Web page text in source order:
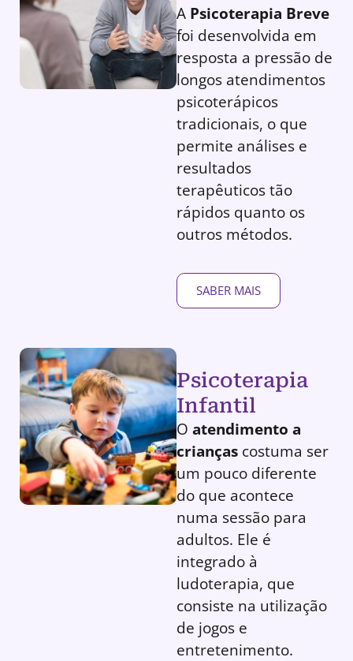
A Psicoterapia Breve
foi desenvolvida em
resposta a pressão de
longos atendimentos
psicoterápicos
tradicionais, o que
permite análises e
resultados
terapêuticos tão
rápidos quanto os
outros métodos.
SABER MAIS
Psicoterapia
Infantil
O atendimento a
crianças costuma ser
um pouco diferente
do que acontece
numa sessão para
adultos. Ele é
integrado à
ludoterapia, que
consiste na utilização
de jogos e
entretenimento.